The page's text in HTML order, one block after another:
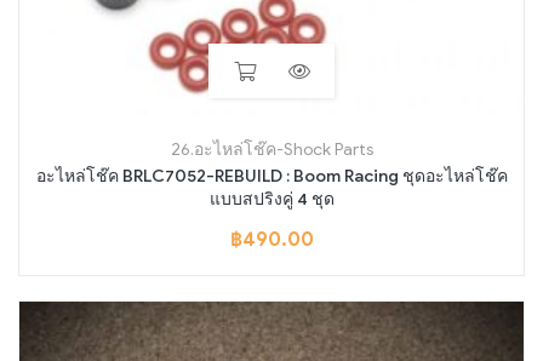
26.อะไหล่โช๊ค-Shock Parts
อะไหล่โช๊ค BRLC7052-REBUILD : Boom Racing ชุดอะไหล่โช๊ค
แบบสปริงคู่ 4 ชุด
฿490.00